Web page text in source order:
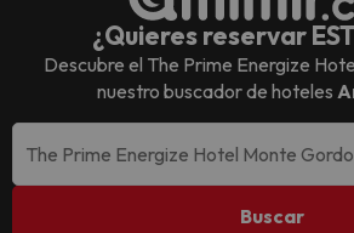
¿Quieres reservar
Descubre el The Prime Energize
nuestro buscador de hoteles
Buscar